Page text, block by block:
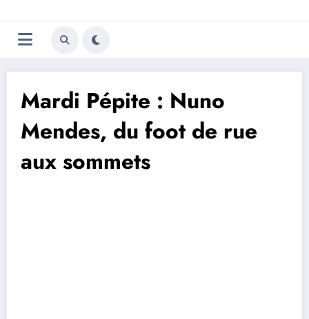
au
contenu
Trivela
L'actualité du football
Mardi Pépite : Nuno
Mendes, du foot de rue
aux sommets